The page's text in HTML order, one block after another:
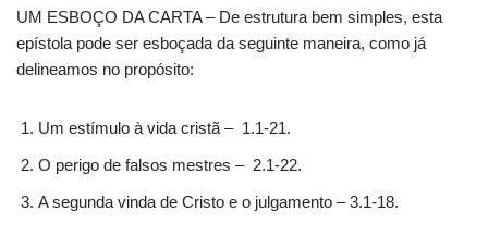
UM ESBOÇO DA CARTA – De estrutura bem simples, esta
epístola pode ser esboçada da seguinte maneira, como já
delineamos no propósito:
Um estímulo à vida cristã – 1.1-21.
O perigo de falsos mestres – 2.1-22.
A segunda vinda de Cristo e o julgamento – 3.1-18.